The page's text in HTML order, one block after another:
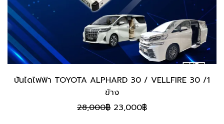
บันไดไฟฟ้า TOYOTA ALPHARD 30 / VELLFIRE 30 /1
ข้าง
28,000฿ Original
23,000฿Current